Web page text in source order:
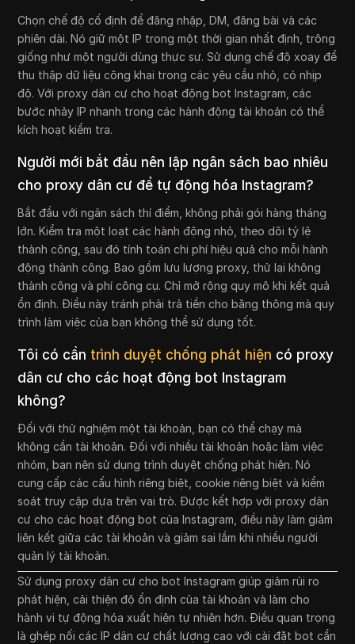
Chọn chế độ cố định để đăng nhập, DM, đăng bài và các
phiên dài. Nó giữ một IP trong một thời gian nhất định, trông
giống như một người dùng thực sự. Sử dụng chế độ xoay để
thu thập dữ liệu công khai trong các yêu cầu nhỏ, có nhịp
độ. Với proxy dân cư cho hoạt động bot Instagram, các
bước nhảy IP nhanh trong các hành động tài khoản có thể
kích hoạt kiểm tra.
Người mới bắt đầu nên lập ngân sách bao nhiêu
cho proxy dân cư để tự động hóa Instagram?
Bắt đầu với ngân sách thí điểm, không phải gói hàng tháng
lớn. Kiểm tra một loạt các hành động nhỏ, theo dõi tỷ lệ
thành công, sau đó tính toán chi phí hiệu quả cho mỗi hành
động thành công. Bao gồm lưu lượng proxy, thử lại không
thành công và phí công cụ. Chỉ mở rộng quy mô khi kết quả
ổn định. Điều này tránh phải trả tiền cho băng thông mà quy
trình làm việc của bạn không thể sử dụng tốt.
Tôi có cần trình duyệt chống phát hiện có proxy
dân cư cho các hoạt động bot Instagram
không?
Đối với thử nghiệm một tài khoản, bạn có thể chạy mà
không cần tài khoản. Đối với nhiều tài khoản hoặc làm việc
nhóm, bạn nên sử dụng trình duyệt chống phát hiện. Nó
cung cấp các cấu hình riêng biệt, cookie riêng biệt và kiểm
soát truy cập dựa trên vai trò. Được kết hợp với proxy dân
cư cho các hoạt động bot của Instagram, điều này làm giảm
liên kết giữa các tài khoản và giảm sai lầm khi nhiều người
quản lý tài khoản.
Sử dụng proxy dân cư cho bot Instagram giúp giảm rủi ro
phát hiện, cải thiện độ ổn định của tài khoản và làm cho
hành vi tự động hóa xuất hiện tự nhiên hơn. Điều quan trọng
là ghép nối các IP dân cư chất lượng cao với cài đặt bot cẩn